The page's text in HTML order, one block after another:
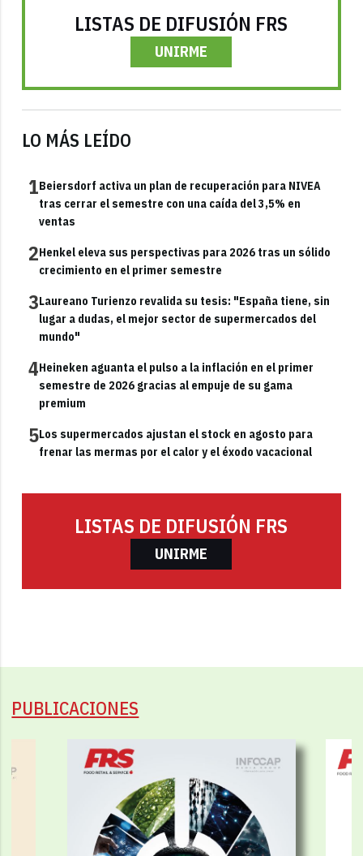
LISTAS DE DIFUSIÓN FRS
UNIRME
LO MÁS LEÍDO
1Beiersdorf activa un plan de recuperación para NIVEA
tras cerrar el semestre con una caída del 3,5% en
ventas
2Henkel eleva sus perspectivas para 2026 tras un sólido
crecimiento en el primer semestre
3Laureano Turienzo revalida su tesis: "España tiene, sin
lugar a dudas, el mejor sector de supermercados del
mundo"
4Heineken aguanta el pulso a la inflación en el primer
semestre de 2026 gracias al empuje de su gama
premium
5Los supermercados ajustan el stock en agosto para
frenar las mermas por el calor y el éxodo vacacional
LISTAS DE DIFUSIÓN FRS
UNIRME
PUBLICACIONES